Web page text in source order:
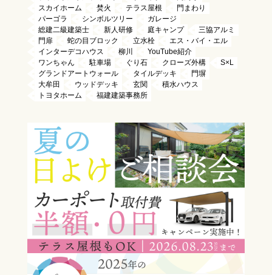
スカイホーム
焚火 テラス屋根
門まわり
パーゴラ
シンボルツリー
ガレージ
総建二級建築士
新人研修 庭キャンプ
三協アルミ
門扉
蛇の目ブロック 立水栓
エス・バイ・エル
インターデコハウス
柳川
YouTube紹介
ワンちゃん
駐車場 ぐり石 クローズ外構
S×L
グランドアートウォール
タイルデッキ
門塀
大牟田
ウッドデッキ 玄関
積水ハウス
トヨタホーム
福建建築事務所